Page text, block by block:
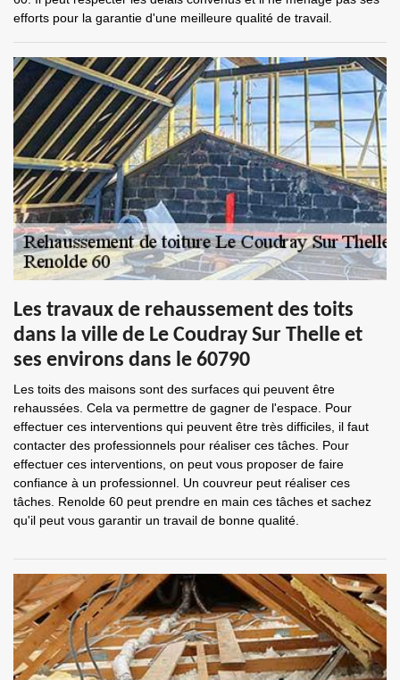
efforts pour la garantie d'une meilleure qualité de travail.
Les travaux de rehaussement des toits
dans la ville de Le Coudray Sur Thelle et
ses environs dans le 60790
Les toits des maisons sont des surfaces qui peuvent être
rehaussées. Cela va permettre de gagner de l'espace. Pour
effectuer ces interventions qui peuvent être très difficiles, il faut
contacter des professionnels pour réaliser ces tâches. Pour
effectuer ces interventions, on peut vous proposer de faire
confiance à un professionnel. Un couvreur peut réaliser ces
tâches. Renolde 60 peut prendre en main ces tâches et sachez
qu'il peut vous garantir un travail de bonne qualité.